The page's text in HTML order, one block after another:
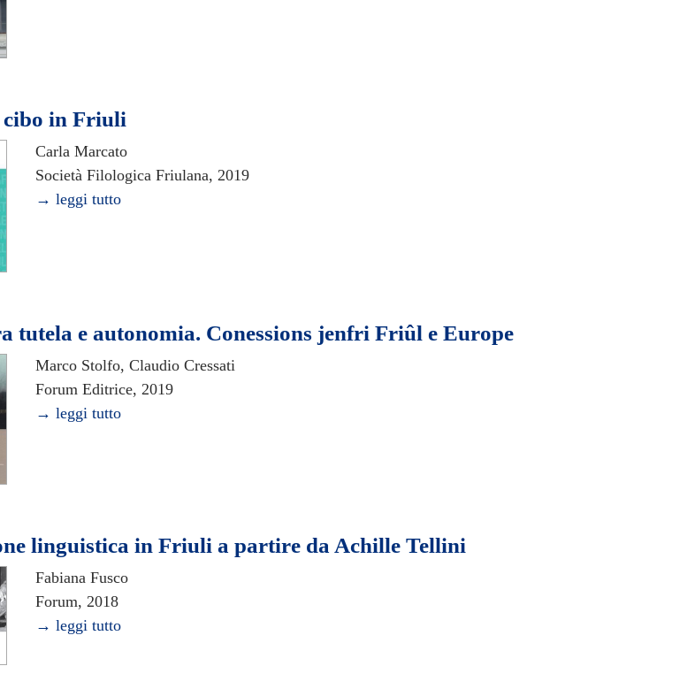
cibo in Friuli
Carla Marcato
Società Filologica Friulana, 2019
→ leggi tutto
tutela e autonomia. Conessions jenfri Friûl e Europe
Marco Stolfo, Claudio Cressati
Forum Editrice, 2019
→ leggi tutto
linguistica in Friuli a partire da Achille Tellini
Fabiana Fusco
Forum, 2018
→ leggi tutto